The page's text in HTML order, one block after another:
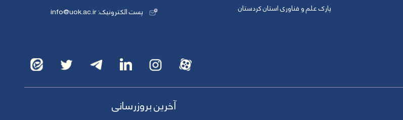
پارک علم و فناوری استان کردستان
پست الکترونیک: info@uok.ac.ir
آخرین بروزرسانی